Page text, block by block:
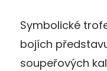
Symbolické
bojích
soupeřových